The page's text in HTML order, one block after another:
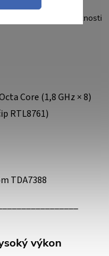
zvuk a rozšírené možnosti
Core (1,8 GHz × 8)
RTL8761)
TDA7388
výkon